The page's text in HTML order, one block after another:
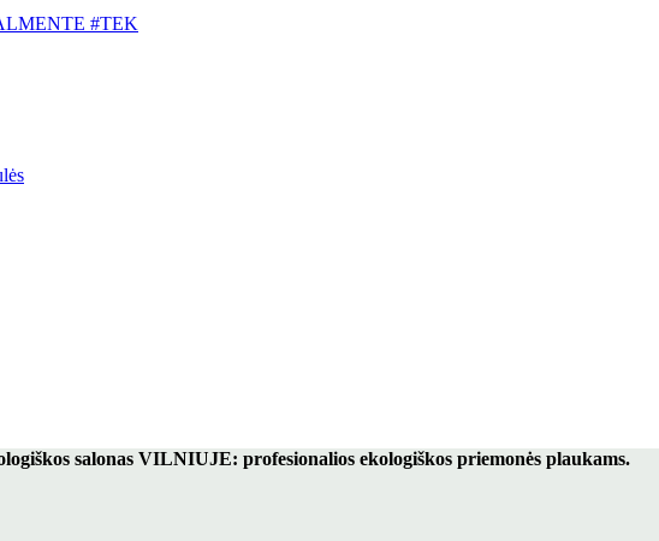
#TEK
salonas VILNIUJE: profesionalios ekologiškos priemonės plaukams.